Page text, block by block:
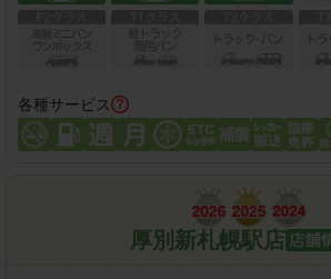
各種サービス
厚別新札幌駅店